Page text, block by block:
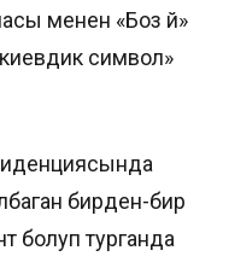
менен «Боз үй»
символ»
бирден-бир
болуп турганда